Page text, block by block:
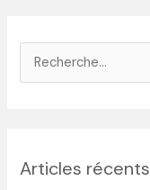
e
Articles récents